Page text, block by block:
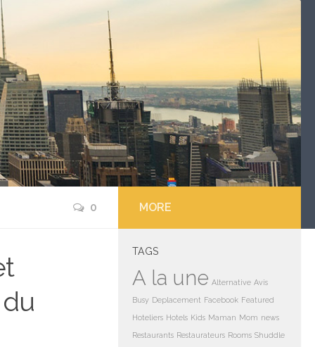
0 MORE
TAGS
A la une Alternative Avis
Busy Deplacement Facebook Featured
Hoteliers Hotels Kids Maman Mom news
Restaurants Restaurateurs Rooms Shuddle